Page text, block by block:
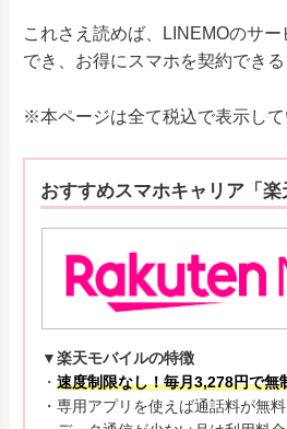
これさえ読めば、LINEMOのサ
でき、お得にスマホを契約できる
※本ページは全て税込で表示して
おすすめスマホキャリア「楽
▼楽天モバイルの特徴
・ 速度制限なし！毎月3,278円で無
・専用アプリを使えば通話料が無料